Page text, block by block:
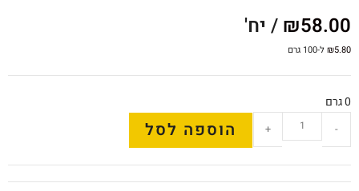
₪58.00 / יח'
₪5.80 ל-100 גרם
0 גרם
-
+ הוספה לסל